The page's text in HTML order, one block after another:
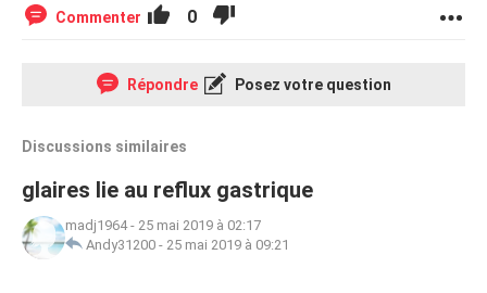
Commenter 0
Répondre Posez votre question
Discussions similaires
glaires lie au reflux gastrique
madj1964- 25 mai 2019 à 02:17
Andy31200 - 25 mai 2019 à 09:21